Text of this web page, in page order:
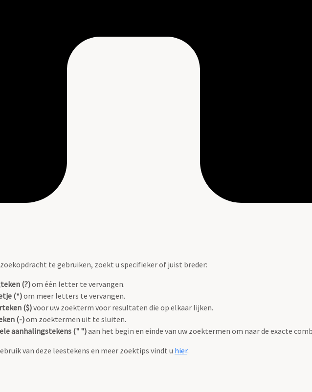
te gebruiken, zoekt u specifieker of juist breder:
(?)om één letter te vervangen.
(*)om meer letters te vervangen.
($)voor uw zoekterm voor resultaten die op elkaar lijken.
(-)om zoektermen uit te sluiten.
aanhalingstekens (" ")aan het begin en einde van uw zoektermen om naar de exacte
van deze leestekens en meer zoektips vindt u hier.